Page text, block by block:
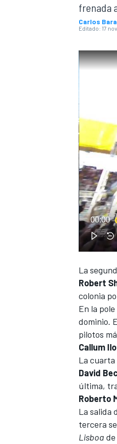
WEC
frenada
Carlos
Editado: 17
00:00
La
Robert
colonia
En la pole
dominio.
pilotos
Callum
La cuarta
David
última,
Roberto
La salida
tercera
Lisboa de